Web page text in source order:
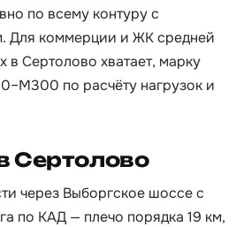
по всему контуру с
Для коммерции и ЖК средней
в Сертолово хватает, марку
по расчёту нагрузок и
Сертолово
через Выборгское шоссе с
по КАД — плечо порядка 19 км,